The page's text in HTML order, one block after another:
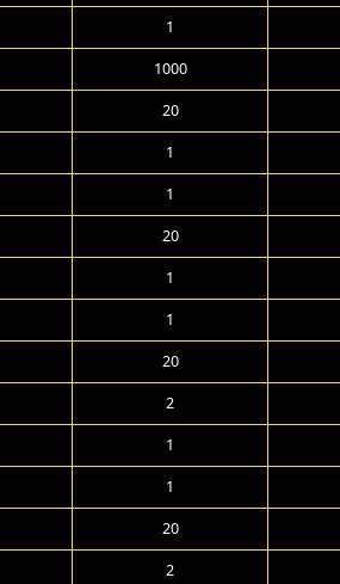
1
1000
20
1
1
20
1
1
20
2
1
1
20
2